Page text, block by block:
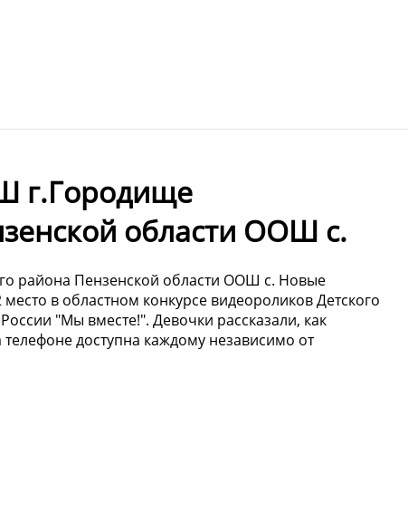
г.Городище
области ООШ с.
района Пензенской области ООШ с. Новые
в областном конкурсе видеороликов Детского
"Мы вместе!". Девочки рассказали, как
доступна каждому независимо от